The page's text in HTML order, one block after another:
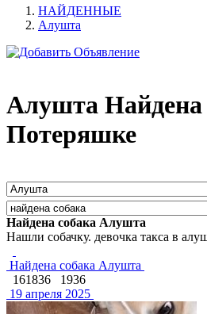
НАЙДЕННЫЕ
Алушта
Алушта Найдена
Потеряшке
Найдена собака Алушта
Нашли собачку. девочка такса в
Найдена собака Алушта
161836
1936
19 апреля 2025